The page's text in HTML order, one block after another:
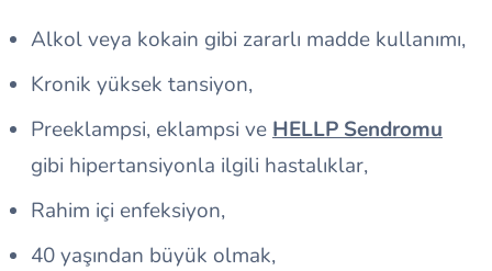
Alkol veya kokain gibi zararlı madde kullanımı,
Kronik yüksek tansiyon,
Preeklampsi, eklampsi ve HELLP Sendromu
gibi hipertansiyonla ilgili hastalıklar,
Rahim içi enfeksiyon,
40 yaşından büyük olmak,